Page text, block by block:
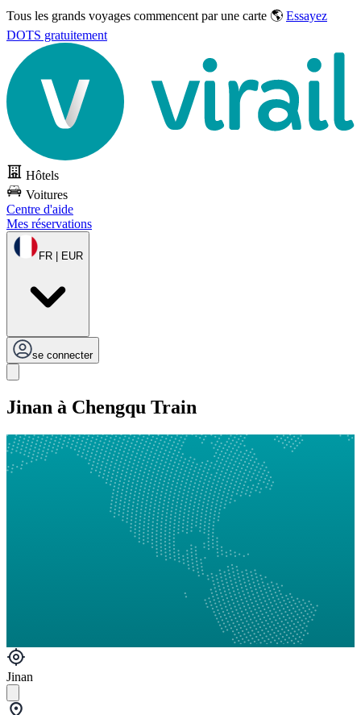
Tous les grands voyages commencent par une carte 🌎 Essayez
DOTS gratuitement
Hôtels
Voitures
Centre d'aide
Mes réservations
FR | EUR
se connecter
Jinan à Chengqu Train
Jinan